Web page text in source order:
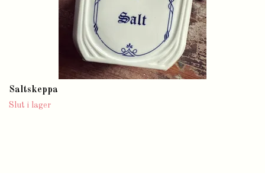
Saltskeppa
Slut i lager